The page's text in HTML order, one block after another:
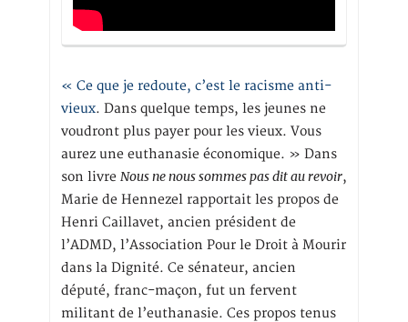
« Ce que je redoute, c’est le racisme anti-
vieux. Dans quelque temps, les jeunes ne
voudront plus payer pour les vieux. Vous
aurez une euthanasie économique. » Dans
son livre Nous ne nous sommes pas dit au revoir,
Marie de Hennezel rapportait les propos de
Henri Caillavet, ancien président de
l’ADMD, l’Association Pour le Droit à Mourir
dans la Dignité. Ce sénateur, ancien
député, franc-maçon, fut un fervent
militant de l’euthanasie. Ces propos tenus